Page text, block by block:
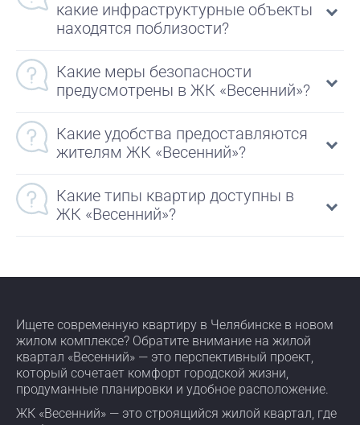
какие инфраструктурные объекты
находятся поблизости?
Какие меры безопасности
предусмотрены в ЖК «Весенний»?
Какие удобства предоставляются
жителям ЖК «Весенний»?
Какие типы квартир доступны в
ЖК «Весенний»?
Ищете современную квартиру в Челябинске в новом
жилом комплексе? Обратите внимание на жилой
квартал «Весенний» — это перспективный проект,
который сочетает комфорт городской жизни,
продуманные планировки и удобное расположение.
ЖК «Весенний» — это строящийся жилой квартал, где